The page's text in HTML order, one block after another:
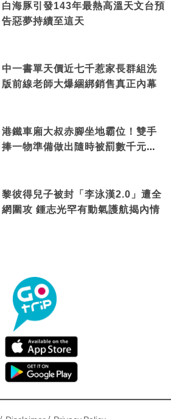
白海豚引發143年最熱高溫天文台預
告惡夢持續至這天
中一書單天價近七千惹家長群組洗
版前線老師大爆綑綁銷售真正內幕
港鐵車廂大叔赤腳坐地霸位！雙手
捧一物準備做出隨時被罰數千元舉
黎彼得兒子被封「李泳漢2.0」遭全
網圍攻 鍾志光罕有動氣護航揭內情